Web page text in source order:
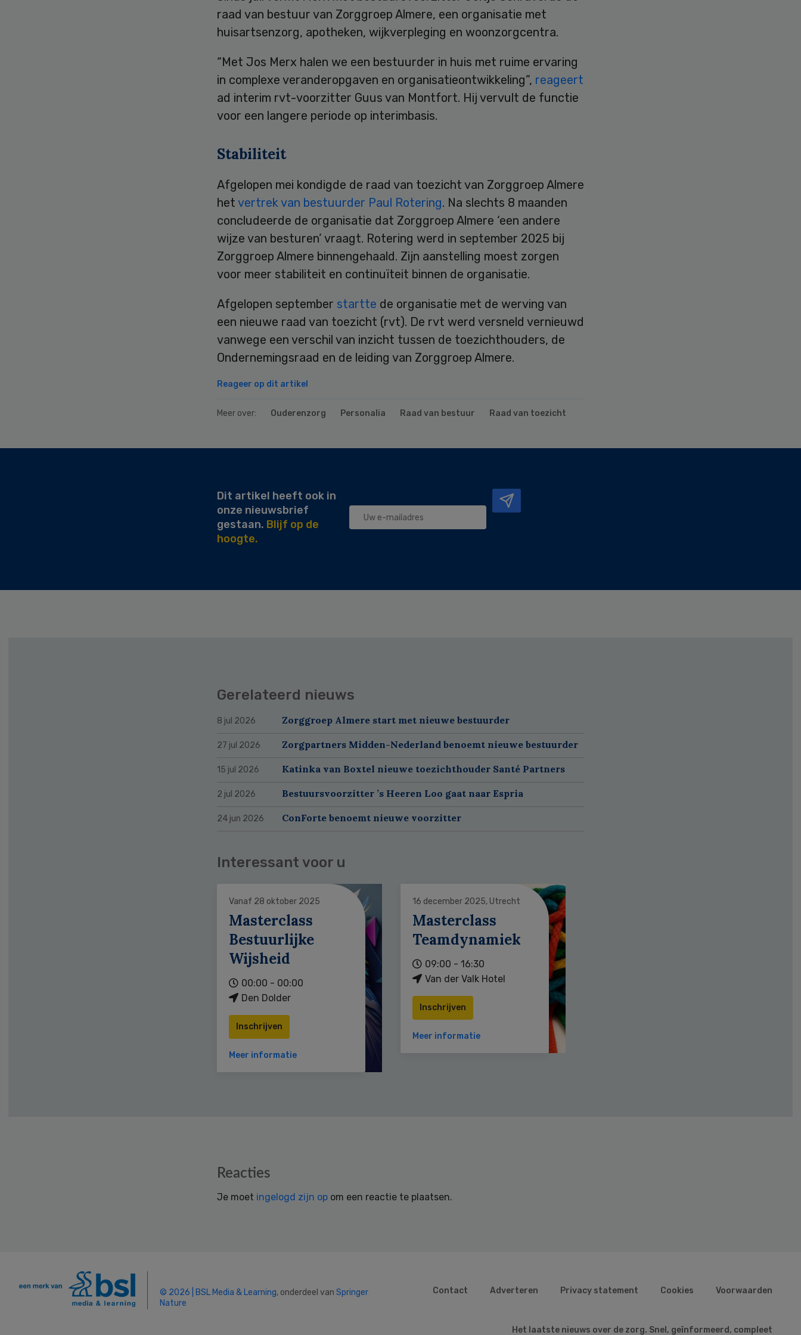
raad van bestuur van Zorggroep Almere, een organisatie met
huisartsenzorg, apotheken, wijkverpleging en woonzorgcentra.
“Met Jos Merx halen we een bestuurder in huis met ruime ervaring
in complexe veranderopgaven en organisatieontwikkeling”, reageert
ad interim rvt-voorzitter Guus van Montfort. Hij vervult de functie
voor een langere periode op interimbasis.
Stabiliteit
Afgelopen mei kondigde de raad van toezicht van Zorggroep Almere
het vertrek van bestuurder Paul Rotering. Na slechts 8 maanden
concludeerde de organisatie dat Zorggroep Almere ‘een andere
wijze van besturen’ vraagt. Rotering werd in september 2025 bij
Zorggroep Almere binnengehaald. Zijn aanstelling moest zorgen
voor meer stabiliteit en continuïteit binnen de organisatie.
Afgelopen september startte de organisatie met de werving van
een nieuwe raad van toezicht (rvt). De rvt werd versneld vernieuwd
vanwege een verschil van inzicht tussen de toezichthouders, de
Ondernemingsraad en de leiding van Zorggroep Almere.
Reageer op dit artikel
Meer over: Ouderenzorg Personalia Raad van bestuur Raad van toezicht
Dit artikel heeft ook in
onze nieuwsbrief
gestaan. Blijf op de
hoogte.
Gerelateerd nieuws
8 jul 2026 Zorggroep Almere start met nieuwe bestuurder
27 jul 2026 Zorgpartners Midden-Nederland benoemt nieuwe bestuurder
15 jul 2026 Katinka van Boxtel nieuwe toezichthouder Santé Partners
2 jul 2026 Bestuursvoorzitter ’s Heeren Loo gaat naar Espria
24 jun 2026 ConForte benoemt nieuwe voorzitter
Interessant voor u
Vanaf 28 oktober 2025
Masterclass
Bestuurlijke
Wijsheid
00:00 - 00:00
Den Dolder
Inschrijven
Meer informatie
16 december 2025, Utrecht
Masterclass
Teamdynamiek
09:00 - 16:30
Van der Valk Hotel
Inschrijven
Meer informatie
Reacties
Je moet ingelogd zijn op om een reactie te plaatsen.
© 2026 | BSL Media & Learning, onderdeel van Springer
Nature
Contact Adverteren Privacy statement Cookies Voorwaarden
Het laatste nieuws over de zorg. Snel, geïnformeerd, compleet